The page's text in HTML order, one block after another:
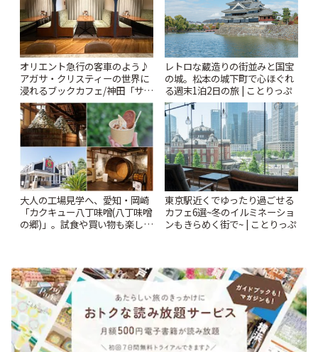
オリエント急行の客車のよう♪
アガサ・クリスティーの世界に
浸れるブックカフェ/神田「サロ
ンクリスティ」 | ことりっぷ
レトロな蔵造りの街並みと国宝
の城。松本の城下町で心ほぐれ
る週末1泊2日の旅 | ことりっぷ
大人の工場見学へ、愛知・岡崎
「カクキュー八丁味噌(八丁味噌
の郷)」。試食や買い物も楽しみ
東京駅近くでゆったり過ごせる
カフェ6選~冬のイルミネーショ
ンもきらめく街で~ | ことりっぷ